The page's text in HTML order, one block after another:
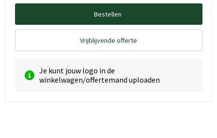
Bestellen
Vrijblijvende offerte
Je kunt jouw logo in de
winkelwagen/offertemand uploaden